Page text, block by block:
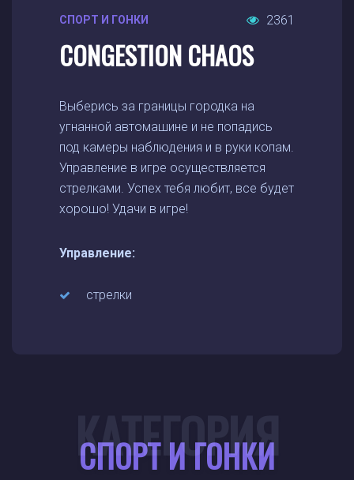
СПОРТ И ГОНКИ 2361
CONGESTION CHAOS
Выберись за границы городка на
угнанной автомашине и не попадись
под камеры наблюдения и в руки копам.
Управление в игре осуществляется
стрелками. Успех тебя любит, все будет
хорошо! Удачи в игре!
Управление:
стрелки
СПОРТ И ГОНКИ
КАТЕГОРИЯ